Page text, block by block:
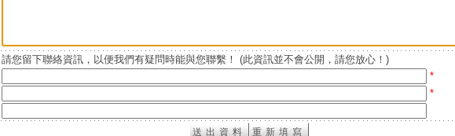
請您留下聯絡資訊，以便我們有疑問時能與您聯繫！ (此資訊並不會公開，請您放心！)
*
*